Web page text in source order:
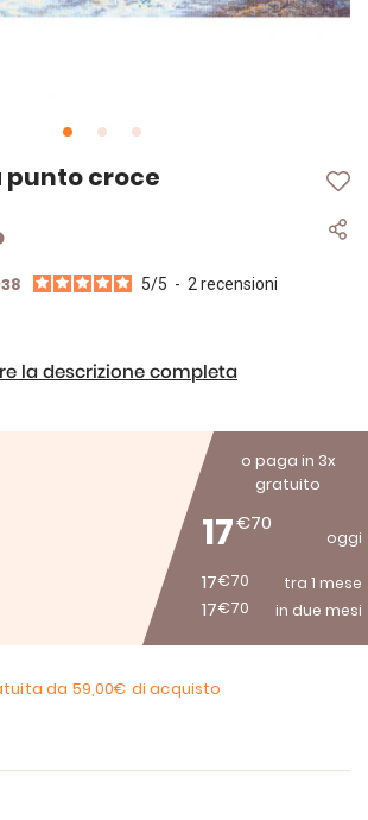
punto croce
5/5 - 2recensioni
la descrizione completa
o paga in 3x
gratuito
17€70
oggi
17€70 tra 1 mese
17€70 in due mesi
da 59,00€ di acquisto